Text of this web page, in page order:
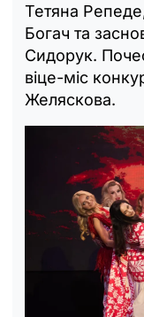
Тетяна
Богач та
Сидорук.
віце-міс
Желяскова.